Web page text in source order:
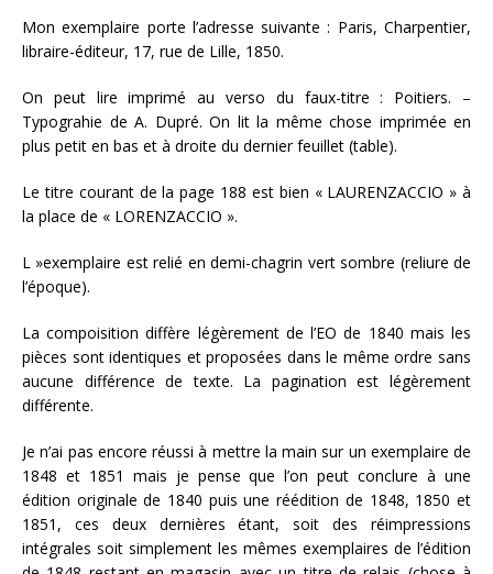
Mon exemplaire porte l’adresse suivante : Paris, Charpentier,
libraire-éditeur, 17, rue de Lille, 1850.
On peut lire imprimé au verso du faux-titre : Poitiers. –
Typograhie de A. Dupré. On lit la même chose imprimée en
plus petit en bas et à droite du dernier feuillet (table).
Le titre courant de la page 188 est bien « LAURENZACCIO » à
la place de « LORENZACCIO ».
L »exemplaire est relié en demi-chagrin vert sombre (reliure de
l’époque).
La compoisition diffère légèrement de l’EO de 1840 mais les
pièces sont identiques et proposées dans le même ordre sans
aucune différence de texte. La pagination est légèrement
différente.
Je n’ai pas encore réussi à mettre la main sur un exemplaire de
1848 et 1851 mais je pense que l’on peut conclure à une
édition originale de 1840 puis une réédition de 1848, 1850 et
1851, ces deux dernières étant, soit des réimpressions
intégrales soit simplement les mêmes exemplaires de l’édition